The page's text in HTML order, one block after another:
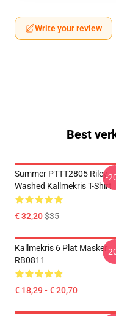
Write your review
Best
Summer PTTT2805 Riley
Washed Kallmekris T-Shirt
€ 32,20$35
-
Kallmekris 6 Plat Masker
RB0811
€ 18,29 - € 20,70
-